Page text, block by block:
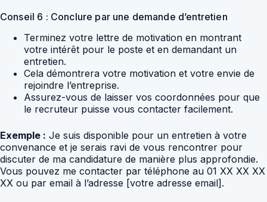
Conseil 6 : Conclure par une demande d’entretien
Terminez votre lettre de motivation en montrant
votre intérêt pour le poste et en demandant un
entretien.
Cela démontrera votre motivation et votre envie de
rejoindre l’entreprise.
Assurez-vous de laisser vos coordonnées pour que
le recruteur puisse vous contacter facilement.
Exemple : Je suis disponible pour un entretien à votre
convenance et je serais ravi de vous rencontrer pour
discuter de ma candidature de manière plus approfondie.
Vous pouvez me contacter par téléphone au 01 XX XX XX
XX ou par email à l’adresse [votre adresse email].